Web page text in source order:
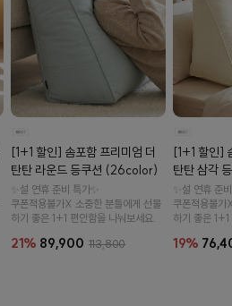
[1+1 할인] 솜포함 프리미엄 더
탄탄 라운드 등쿠션 (26color)
✨설 연휴 준비 특가✨
쿠폰적용불가X 소중한 분들에게 선물
하기 좋은 1+1 편안함을 나눠보세요.
21% 89,900 113,800
[1+1 할인]
탄탄 삼각
✨설 연휴 준
쿠폰적용불가
하기 좋은
19%